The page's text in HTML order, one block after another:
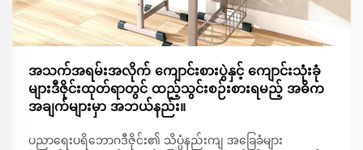
အသက်အရမ်းအလိုက် ကျောင်းစားပွဲနှင့် ကျောင်းသုံးခုံ
များဒီဇိုင်းထုတ်ရာတွင် ထည့်သွင်းစဉ်းစားရမည့် အဓိက
အချက်များမှာ အဘယ်နည်း။
ပညာရေးပရိဘောဂဒီဇိုင်း၏ သိပ္ပံနည်းကျ အခြေခံများ